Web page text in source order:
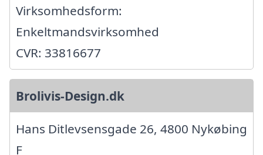
Virksomhedsform:
Enkeltmandsvirksomhed
CVR: 33816677
Brolivis-Design.dk
Hans Ditlevsensgade 26, 4800 Nykøbing
F